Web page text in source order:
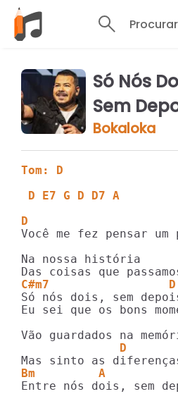
Só Nós
Sem
Bokaloka
Tom: D
D E7 G D D7 A
D
Na nossa história
C#m7                 D
Só nós dois, sem
              D
Bm         A
Entre nós dois, sem